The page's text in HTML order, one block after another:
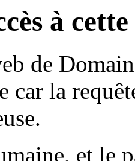
à
de
car la
et le